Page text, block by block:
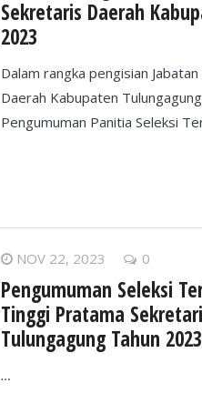
Sekretaris Daerah
2023
Dalam rangka pengisian
Daerah Kabupaten
Pengumuman Panitia Seleksi
NOV 22, 2023 0
Pengumuman Seleksi
Tinggi Pratama
Tulungagung Tahun 2023
…